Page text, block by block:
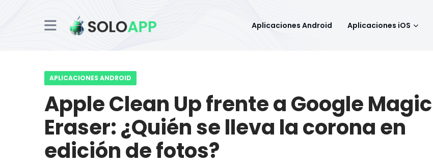
Aplicaciones Android Aplicaciones iOS
APLICACIONES ANDROID
Apple Clean Up frente a Google Magic
Eraser: ¿Quién se lleva la corona en
edición de fotos?